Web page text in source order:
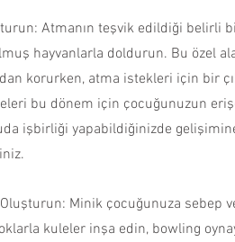
Atmanın teşvik edildiği belirli
hayvanlarla doldurun. Bu özel
korurken, atma istekleri için bir
bu dönem için çocuğunuzun
işbirliği yapabildiğinizde
Minik çocuğunuza sebep
kuleler inşa edin, bowling